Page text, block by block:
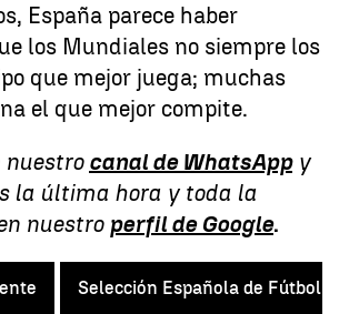
España parece haber
los Mundiales no siempre los
que mejor juega; muchas
el que mejor compite.
nuestro canal de WhatsAppy
la última hora y toda la
nuestro perfil de Google.
Selección Española de Fútbol